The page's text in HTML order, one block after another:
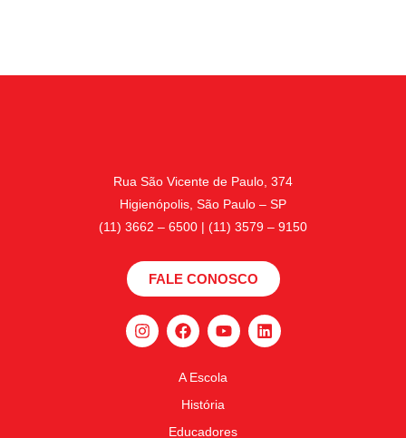
Rua São Vicente de Paulo, 374
Higienópolis, São Paulo – SP
(11) 3662 – 6500 | (11) 3579 – 9150
FALE CONOSCO
A Escola
História
Educadores